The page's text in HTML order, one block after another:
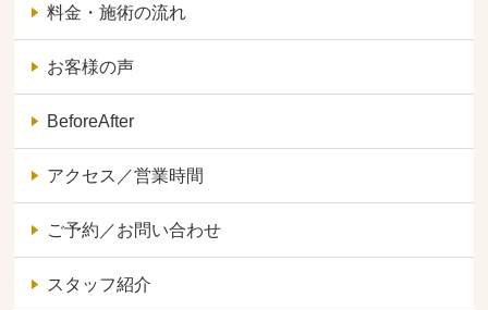
料金・施術の流れ
お客様の声
BeforeAfter
アクセス／営業時間
ご予約／お問い合わせ
スタッフ紹介